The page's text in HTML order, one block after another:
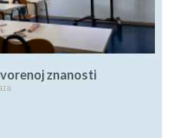
znanosti